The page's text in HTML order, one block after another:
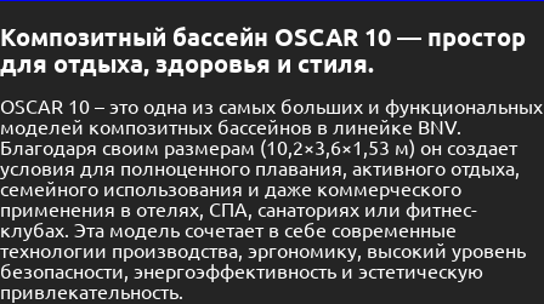
Композитный бассейн OSCAR 10 — простор
для отдыха, здоровья и стиля.
OSCAR 10 – это одна из самых больших и функциональных
моделей композитных бассейнов в линейке BNV.
Благодаря своим размерам (10,2×3,6×1,53 м) он создает
условия для полноценного плавания, активного отдыха,
семейного использования и даже коммерческого
применения в отелях, СПА, санаториях или фитнес-
клубах. Эта модель сочетает в себе современные
технологии производства, эргономику, высокий уровень
безопасности, энергоэффективность и эстетическую
привлекательность.